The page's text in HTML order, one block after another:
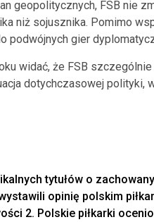
geopolitycznych, FSB nie
niż sojusznika. Pomimo
podwójnych gier
widać, że FSB
dotychczasowej
tytułów o
opinię polskim
2. Polskie piłkarki